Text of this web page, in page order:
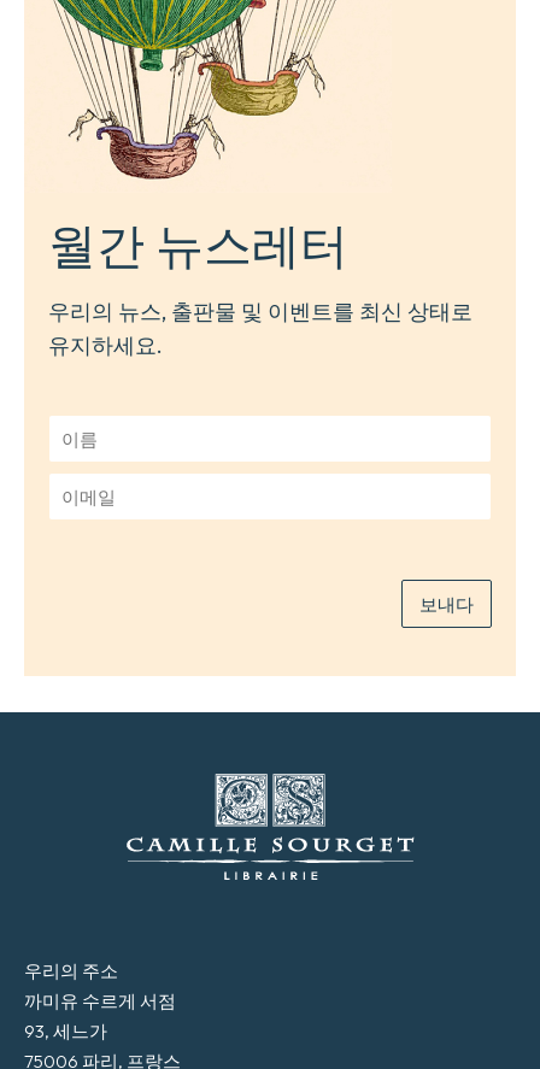
월간 뉴스레터
우리의 뉴스, 출판물 및 이벤트를 최신 상태로
유지하세요.
름
*
메
보내다
우리의 주소
까미유 수르게 서점
93, 세느가
75006 파리, 프랑스